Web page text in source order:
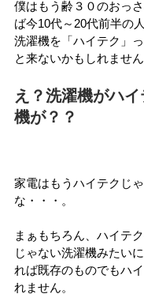
僕はもう齢３０のおっ
ば今10代～20代前半の
洗濯機を「ハイテク」
と来ないかもしれません
え？洗濯機がハ
機が？？
家電はもうハイテクじ
な・・・。
まぁもちろん、ハイテ
じゃない洗濯機みたい
れば既存のものでもハ
れません。